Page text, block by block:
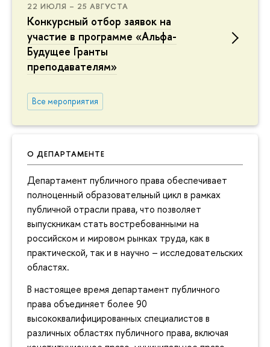
22 ИЮЛЯ – 25 АВГУСТА
Конкурсный отбор заявок на
участие в программе «Альфа-
Будущее Гранты
преподавателям»
Все мероприятия
О ДЕПАРТАМЕНТЕ
Департамент публичного права обеспечивает
полноценный образовательный цикл в рамках
публичной отрасли права, что позволяет
выпускникам стать востребованными на
российском и мировом рынках труда, как в
практической, так и в научно – исследовательских
областях.
В настоящее время департамент публичного
права объединяет более 90
высококвалифицированных специалистов в
различных областях публичного права, включая